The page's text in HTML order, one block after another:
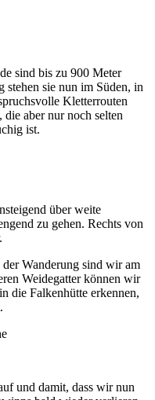
sind bis zu 900 Meter
stehen sie nun im Süden, in
Kletterrouten
aber nur noch selten
ist.
über weite
zu gehen. Rechts von
Wanderung sind wir am
Weidegatter können wir
die Falkenhütte erkennen,
und damit, dass wir nun